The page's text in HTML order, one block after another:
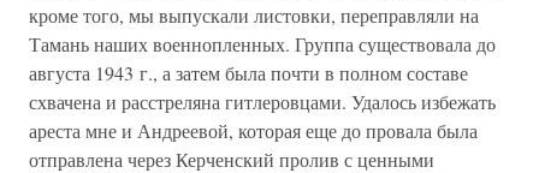
кроме того, мы выпускали листовки, переправляли на
Тамань наших военнопленных. Группа существовала до
августа 1943 г., а затем была почти в полном составе
схвачена и расстреляна гитлеровцами. Удалось избежать
ареста мне и Андреевой, которая еще до провала была
отправлена через Керченский пролив с ценными